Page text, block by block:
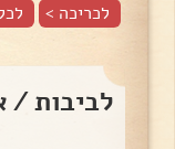
לכריכה >
לביבות /